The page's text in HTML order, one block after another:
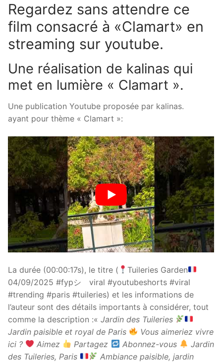
Regardez sans attendre ce
film consacré à «Clamart» en
streaming sur youtube.
Une réalisation de kalinas qui
met en lumière « Clamart ».
Une publication Youtube proposée par kalinas.
ayant pour thème « Clamart »:
La durée (00:00:17s), le titre (
Tuileries Garden
04/09/2025 #fypシ゚viral #youtubeshorts #viral
#trending #paris #tuileries) et les informations de
l’auteur sont des détails importants à considérer, tout
comme la description :« Jardin des Tuileries
Jardin paisible et royal de Paris
Vous aimeriez vivre
ici ?
Aimez Partagez Abonnez-vous
Jardin
des Tuileries, Paris
Ambiance paisible, jardin